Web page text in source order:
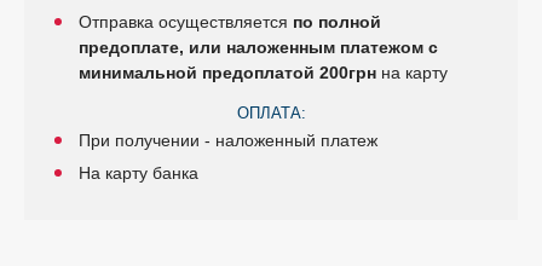
Отправка осуществляется по полной
предоплате, или наложенным платежом с
минимальной предоплатой 200грн на карту
ОПЛАТА:
При получении - наложенный платеж
На карту банка